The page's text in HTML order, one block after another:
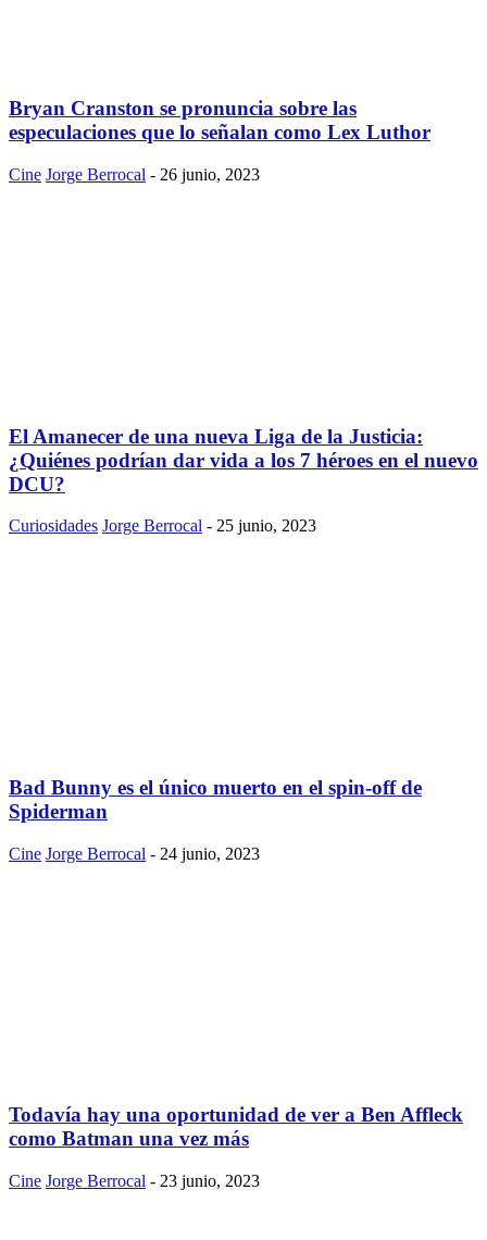
Bryan Cranston se pronuncia sobre las
especulaciones que lo señalan como Lex Luthor
Cine Jorge Berrocal - 26 junio, 2023
El Amanecer de una nueva Liga de la Justicia:
¿Quiénes podrían dar vida a los 7 héroes en el nuevo
DCU?
Curiosidades Jorge Berrocal - 25 junio, 2023
Bad Bunny es el único muerto en el spin-off de
Spiderman
Cine Jorge Berrocal - 24 junio, 2023
Todavía hay una oportunidad de ver a Ben Affleck
como Batman una vez más
Cine Jorge Berrocal - 23 junio, 2023